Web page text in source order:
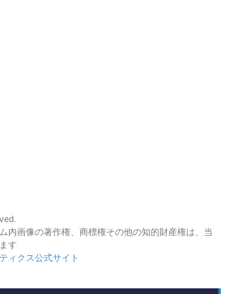
内画像の著作権、商標権その他の知的財産権は、当
す
ィクス公式サイト